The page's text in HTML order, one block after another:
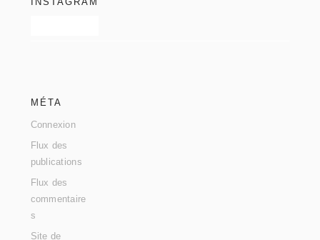
MÉTA
Connexion
Flux des
publications
Flux des
commentaire
s
Site de